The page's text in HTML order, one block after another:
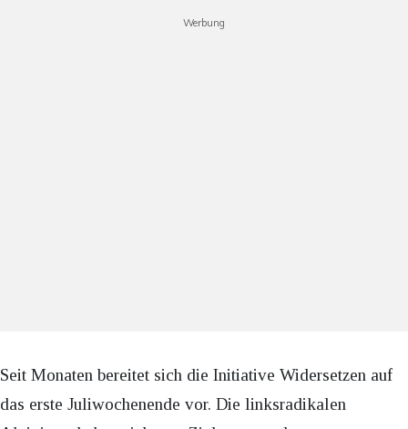
Werbung
Seit Monaten bereitet sich die Initiative Widersetzen auf
das erste Juliwochenende vor. Die linksradikalen